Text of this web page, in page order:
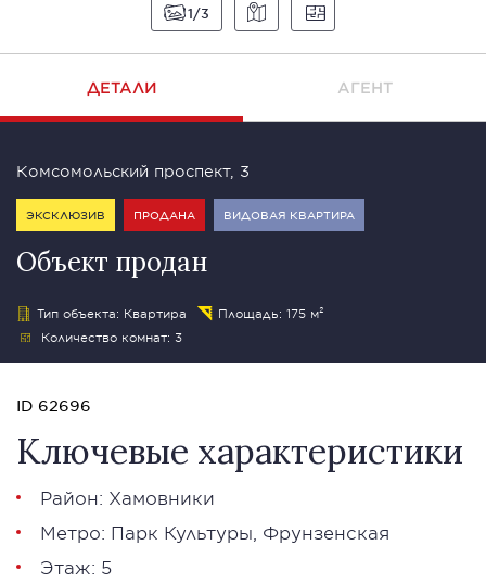
1 3
ДЕТАЛИ АГЕНТ
Комсомольский проспект, 3
ЭКСКЛЮЗИВ ПРОДАНА ВИДОВАЯ КВАРТИРА
Объект продан
Тип объекта: Квартира
Площадь: 175 м²
Количество комнат: 3
ID 62696
Ключевые характеристики
Район: Хамовники
Метро: Парк Культуры Фрунзенская
Этаж: 5